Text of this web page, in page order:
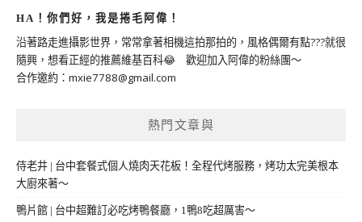
HA！你們好，我是捲毛阿偉！
沿著路走進攝影世界，常常拿著相機這拍那拍的，風格偶爾有點???就很
隨興，想看正經的推薦維基百科😂 歡迎加入阿偉的粉絲團～
合作邀約： mxie7788@gmail.com
熱門文章與
侍老井 | 台中套餐式個人燒肉天花板！全程代烤服務，烤功太完美根本
大廚來著～
鴨片館 | 台中超難訂必吃烤鴨餐廳，1鴨8吃超厲害～